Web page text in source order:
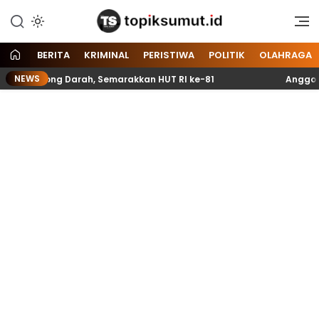
Topik Sumut
Memberitakan Seputar
dan Nasional
BERITA KRIMINAL PERISTIWA POLITIK OLAHRAGA
NEWS
Darah, Semarakkan HUT RI ke-81 Anggota